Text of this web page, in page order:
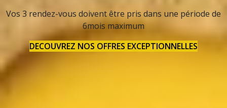
Vos 3 rendez-vous doivent être pris dans une période de
6mois maximum
DECOUVREZ NOS OFFRES EXCEPTIONNELLES